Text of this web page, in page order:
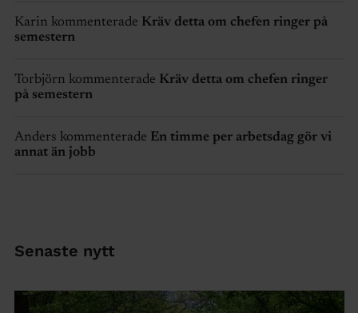
Karin kommenterade Kräv detta om chefen ringer på
semestern
Torbjörn kommenterade Kräv detta om chefen ringer
på semestern
Anders kommenterade En timme per arbetsdag gör vi
annat än jobb
Senaste nytt